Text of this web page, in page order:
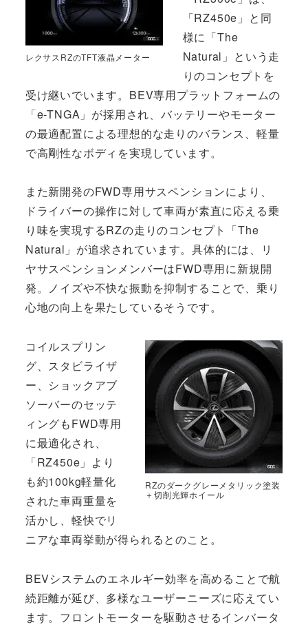
レクサスRZのTFT液晶メーター
「RZ450e」と同
様に「The
Natural」という走
りのコンセプトを
受け継いでいます。BEV専用プラットフォームの
「e-TNGA」が採用され、バッテリーやモーター
の最適配置による理想的な走りのバランス、軽量
で高剛性なボディを実現しています。
また新開発のFWD専用サスペンションにより、
ドライバーの操作に対して車両が素直に応える乗
り味を実現するRZの走りのコンセプト「The
Natural」が追求されています。具体的には、リ
ヤサスペンションメンバーはFWD専用に新規開
発。ノイズや不快な振動を抑制することで、乗り
心地の向上を果たしているそうです。
RZのダークグレーメタリック塗装
＋切削光輝ホイール
コイルスプリン
グ、スタビライザ
ー、ショックアブ
ソーバーのセッテ
ィングもFWD専用
に最適化され、
「RZ450e」より
も約100kg軽量化
された車両重量を
活かし、軽快でリ
ニアな車両挙動が得られるとのこと。
BEVシステムのエネルギー効率を高めることで航
続距離が延び、多様なユーザーニーズに応えてい
ます。フロントモーターを駆動させるインバータ